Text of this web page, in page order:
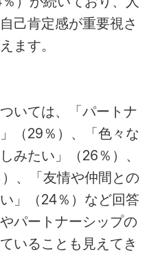
己肯定感が重要視さ
ます。
いては、「パートナ
（29％）、「色々な
みたい」（26％）、
、「友情や仲間との
」（24％）など回答
パートナーシップの
いることも見えてき